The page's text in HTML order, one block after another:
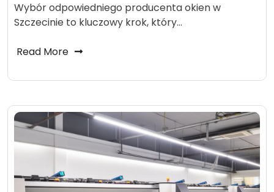
Wybór odpowiedniego producenta okien w
Szczecinie to kluczowy krok, który…
Read More